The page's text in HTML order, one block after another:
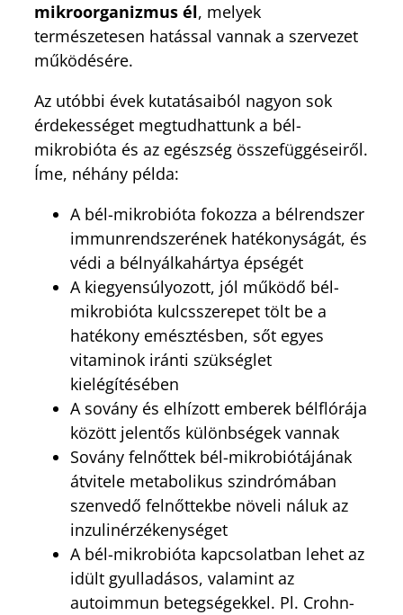
mikroorganizmus él, melyek
természetesen hatással vannak a szervezet
működésére.
Az utóbbi évek kutatásaiból nagyon sok
érdekességet megtudhattunk a bél-
mikrobióta és az egészség összefüggéseiről.
Íme, néhány példa:
A bél-mikrobióta fokozza a bélrendszer
immunrendszerének hatékonyságát, és
védi a bélnyálkahártya épségét
A kiegyensúlyozott, jól működő bél-
mikrobióta kulcsszerepet tölt be a
hatékony emésztésben, sőt egyes
vitaminok iránti szükséglet
kielégítésében
A sovány és elhízott emberek bélflórája
között jelentős különbségek vannak
Sovány felnőttek bél-mikrobiótájának
átvitele metabolikus szindrómában
szenvedő felnőttekbe növeli náluk az
inzulinérzékenységet
A bél-mikrobióta kapcsolatban lehet az
idült gyulladásos, valamint az
autoimmun betegségekkel. Pl. Crohn-